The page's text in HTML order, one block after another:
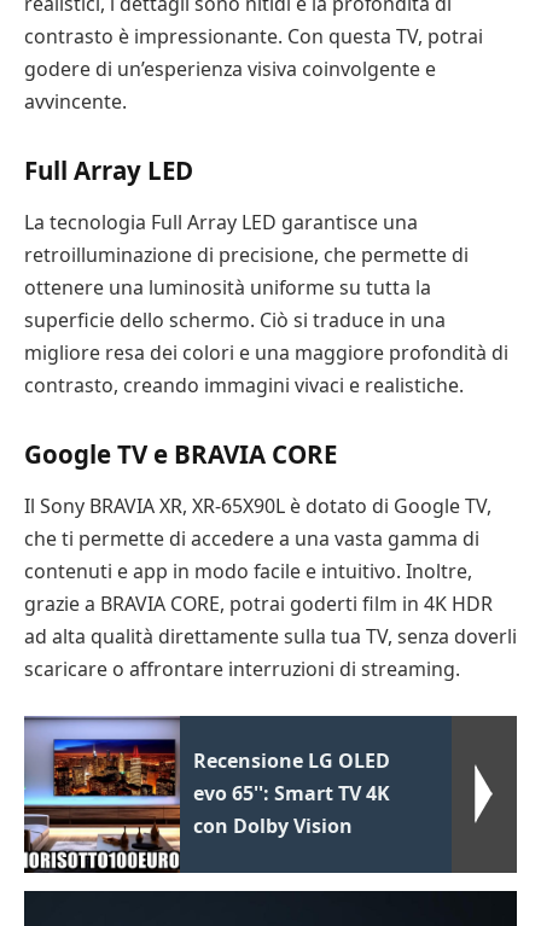
contrasto è impressionante. Con questa TV, potrai
godere di un’esperienza visiva coinvolgente e
avvincente.
Full Array LED
La tecnologia Full Array LED garantisce una
retroilluminazione di precisione, che permette di
ottenere una luminosità uniforme su tutta la
superficie dello schermo. Ciò si traduce in una
migliore resa dei colori e una maggiore profondità di
contrasto, creando immagini vivaci e realistiche.
Google TV e BRAVIA CORE
Il Sony BRAVIA XR, XR-65X90L è dotato di Google TV,
che ti permette di accedere a una vasta gamma di
contenuti e app in modo facile e intuitivo. Inoltre,
grazie a BRAVIA CORE, potrai goderti film in 4K HDR
ad alta qualità direttamente sulla tua TV, senza doverli
scaricare o affrontare interruzioni di streaming.
Recensione LG OLED
evo 65'': Smart TV 4K
con Dolby Vision